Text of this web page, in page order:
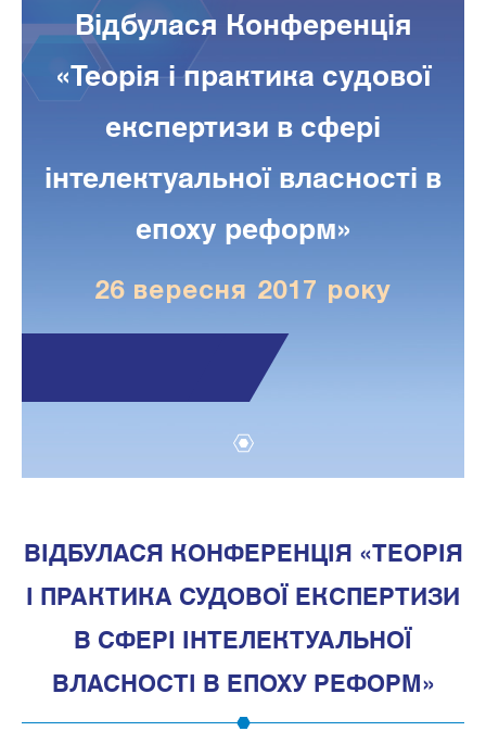
Відбулася Конференція
«Теорія і практика судової
експертизи в сфері
інтелектуальної власності в
епоху реформ»
26 вересня 2017 року
ВІДБУЛАСЯ КОНФЕРЕНЦІЯ «ТЕОРІЯ
І ПРАКТИКА СУДОВОЇ ЕКСПЕРТИЗИ
В СФЕРІ ІНТЕЛЕКТУАЛЬНОЇ
ВЛАСНОСТІ В ЕПОХУ РЕФОРМ»